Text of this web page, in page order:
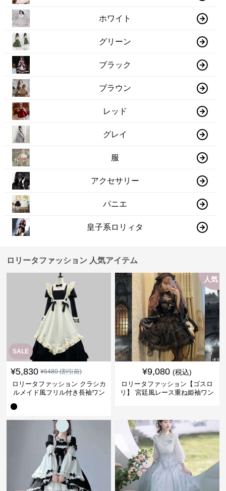
ホワイト
グリーン
ブラック
ブラウン
レッド
グレイ
服
アクセサリー
パニエ
皇子系ロリィタ
ロリータファッション 人気アイテム
SALE
¥5,830 ¥6480(割引前)
ロリータファッション クラシカ
ルメイド風フリル付き長袖ワン
人気
¥9,080 (税込)
ロリータファッション【ゴスロ
リ】 宮廷風レース重ね姫袖ワン